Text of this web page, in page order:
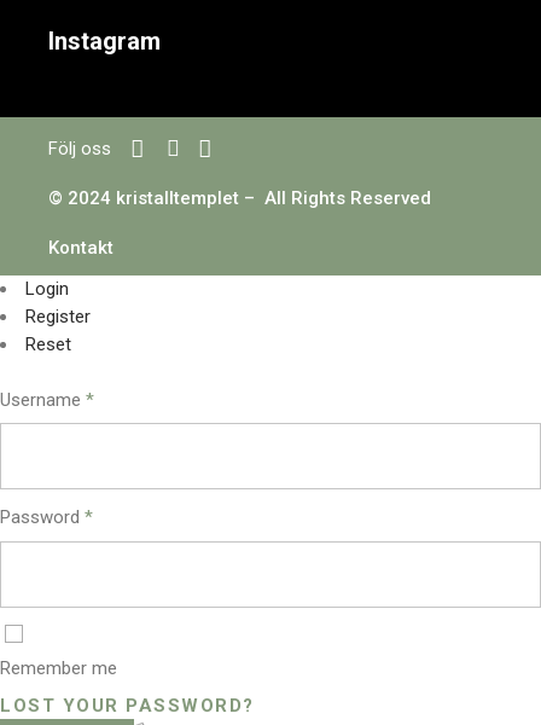
Instagram
Följ oss
© 2024 kristalltemplet – All Rights Reserved
Kontakt
Login
Register
Reset
Username *
Password *
Remember me
LOST YOUR PASSWORD?